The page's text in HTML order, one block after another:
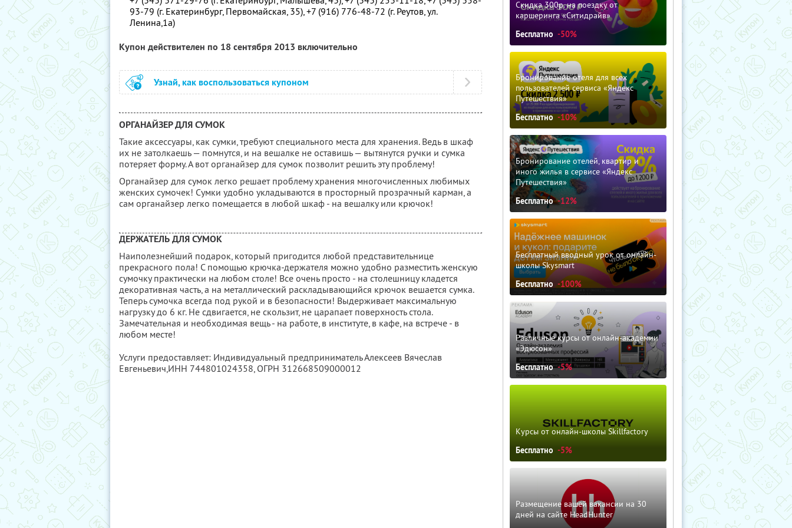
93-79 (г. Екатеринбург, Первомайская, 35), +7 (916) 776-48-72 (г. Реутов, ул.
Ленина,1а)
Купон действителен по 18 сентября 2013 включительно
Узнай, как воспользоваться купоном
ОРГАНАЙЗЕР ДЛЯ СУМОК
Такие аксессуары, как сумки, требуют специального места для хранения. Ведь в шкаф
их не затолкаешь — помнутся, и на вешалке не оставишь — вытянутся ручки и сумка
потеряет форму. А вот органайзер для сумок позволит решить эту проблему!
Органайзер для сумок легко решает проблему хранения многочисленных любимых
женских сумочек! Сумки удобно укладываются в просторный прозрачный карман, а
сам органайзер легко помещается в любой шкаф - на вешалку или крючок!
ДЕРЖАТЕЛЬ ДЛЯ СУМОК
Наиполезнейший подарок, который пригодится любой представительнице
прекрасного пола! С помощью крючка-держателя можно удобно разместить женскую
сумочку практически на любом столе! Все очень просто - на столешницу кладется
декоративная часть, а на металлический раскладывающийся крючок вешается сумка.
Теперь сумочка всегда под рукой и в безопасности! Выдерживает максимальную
нагрузку до 6 кг. Не сдвигается, не скользит, не царапает поверхность стола.
Замечательная и необходимая вещь - на работе, в институте, в кафе, на встрече - в
любом месте!
Услуги предоставляет: Индивидуальный предприниматель Алексеев Вячеслав
Евгеньевич,ИНН 744801024358, ОГРН 312668509000012
Скидка 300р. на поездку от
каршеринга «Ситидрайв»
Бесплатно -50%
Бронирование отеля для всех
пользователей сервиса «Яндекс
Путешествия»
Бесплатно -10%
Бронирование отелей, квартир и
иного жилья в сервисе «Яндекс
Путешествия»
Бесплатно -12%
Бесплатный вводный урок от онлайн-
школы Skysmart
Бесплатно -100%
Различные курсы от онлайн-академии
«Эдюсон»
Бесплатно -5%
Курсы от онлайн-школы Skillfactory
Бесплатно -5%
Размещение вашей вакансии на 30
дней на сайте HeadHunter